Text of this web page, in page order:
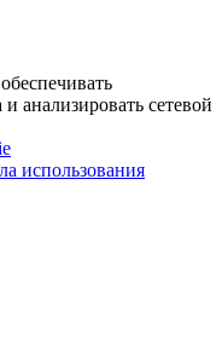
анализировать сетевой
использования